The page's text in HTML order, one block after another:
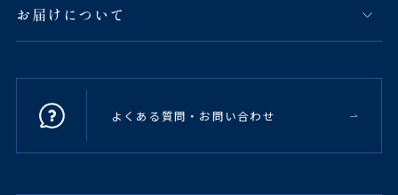
お届けについて
よくある質問・お問い合わせ